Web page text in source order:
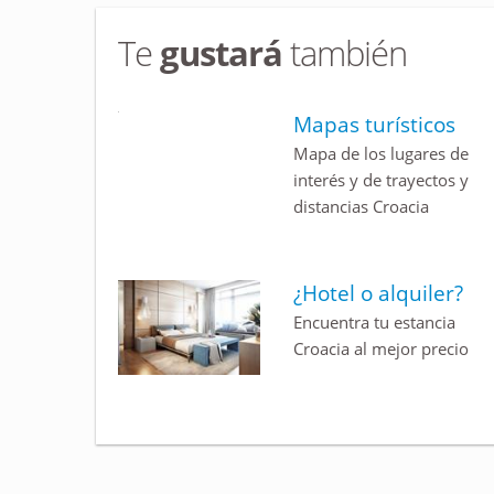
Tegustarátambién
Mapas turísticos
Mapa de los lugares de
interés y de trayectos y
distancias Croacia
¿Hotel o alquiler?
Encuentra tu estancia
Croacia al mejor precio